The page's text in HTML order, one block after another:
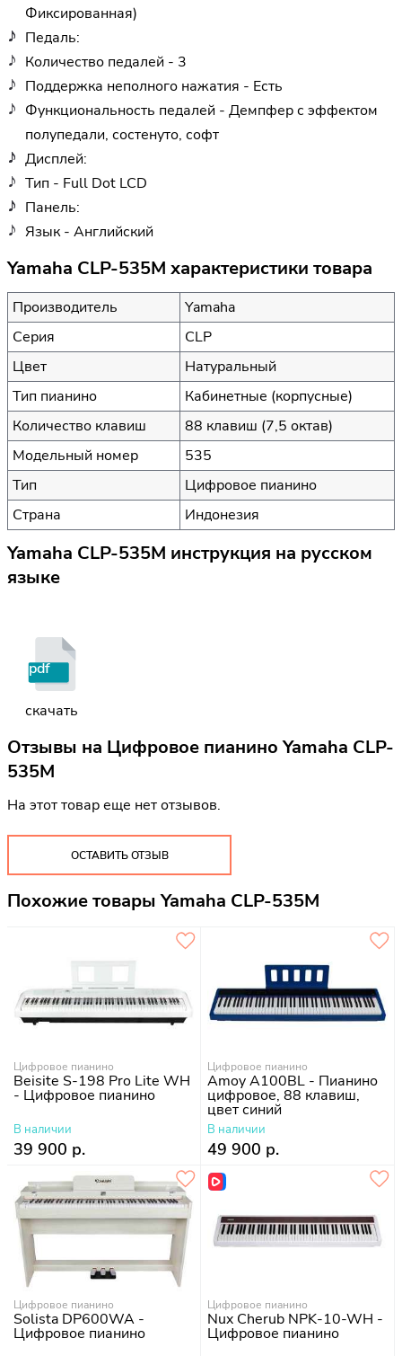
Фиксированная)
Педаль:
Количество педалей - 3
Поддержка неполного нажатия - Есть
Функциональность педалей - Демпфер с эффектом
полупедали, состенуто, софт
Дисплей:
Тип - Full Dot LCD
Панель:
Язык - Английский
Yamaha CLP-535M характеристики товара
Производитель
Yamaha
Серия
CLP
Цвет
Натуральный
Тип пианино
Кабинетные (корпусные)
Количество клавиш
88 клавиш (7,5 октав)
Модельный номер
535
Тип
Цифровое пианино
Страна
Индонезия
Yamaha CLP-535M инструкция на русском
языке
pdf
скачать
Отзывы на Цифровое пианино Yamaha CLP-
535M
На этот товар еще нет отзывов.
ОСТАВИТЬ ОТЗЫВ
Похожие товары Yamaha CLP-535M
Цифровое пианино
Beisite S-198 Pro Lite WH
- Цифровое пианино
В наличии
39 900 р.
Цифровое пианино
Amoy A100BL - Пианино
цифровое, 88 клавиш,
цвет синий
В наличии
49 900 р.
Цифровое пианино
Solista DP600WA -
Цифровое пианино
Цифровое пианино
Nux Cherub NPK-10-WH -
Цифровое пианино